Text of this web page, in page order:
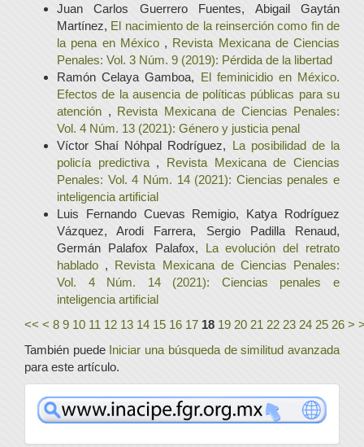
Juan Carlos Guerrero Fuentes, Abigail Gaytán
Martínez, El nacimiento de la reinserción como fin de
la pena en México , Revista Mexicana de Ciencias
Penales: Vol. 3 Núm. 9 (2019): Pérdida de la libertad
Ramón Celaya Gamboa,
El feminicidio en México.
Efectos de la ausencia de políticas públicas para su
atención , Revista Mexicana de Ciencias Penales:
Vol. 4 Núm. 13 (2021): Género y justicia penal
Víctor Shaí Nóhpal Rodríguez,
La posibilidad de la
policía predictiva ,
Revista Mexicana de Ciencias
Penales: Vol. 4 Núm. 14 (2021): Ciencias penales e
inteligencia artificial
Luis Fernando Cuevas Remigio, Katya Rodríguez
Vázquez, Arodi Farrera, Sergio Padilla Renaud,
Germán Palafox Palafox,
La evolución del retrato
hablado , Revista Mexicana de Ciencias Penales:
Vol. 4 Núm. 14 (2021): Ciencias penales e
inteligencia artificial
<< < 8 9 10 11 12 13 14 15 16 17 18 19 20 21 22 23 24 25 26 >
También puede Iniciar una búsqueda de similitud avanzada
para este artículo.
www